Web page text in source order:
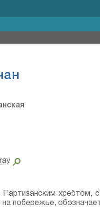
хребтом,
побережье,